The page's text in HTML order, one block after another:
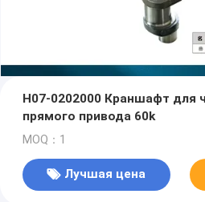
H07-0202000 Краншафт для
прямого привода 60k
MOQ：1
Лучшая цена